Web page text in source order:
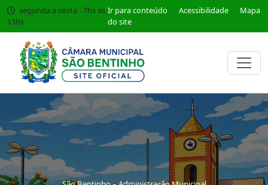
segunda à sexta - 7hs às
13hs
Ir para conteúdo Acessibilidade
Mapa
do site